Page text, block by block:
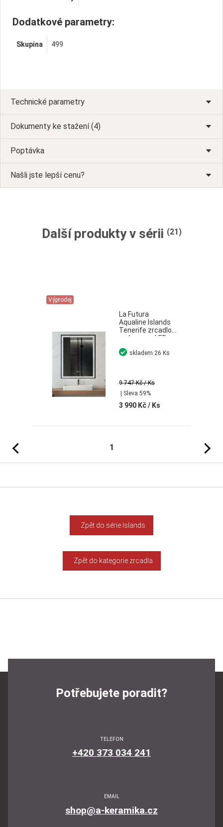
Dodatkové parametry:
Skupina 499
Technické parametry
Dokumenty ke stažení (4)
Poptávka
Našli jste lepší cenu?
Další produkty v sérii (21)
Výprodej
La Futura
Aqualine Islands
Tenerife zrcadlo
s rámem s LED
osvětlením černá
60x80 cm
9 747 Kč/ Ks
| Sleva 59%
3 990 Kč/ Ks
skladem 26 Ks
Předchozí 1
Zpět do série Islands
Zpět do kategorie zrcadla
Potřebujete poradit?
TELEFON
+420 373 034 241
EMAIL
shop@a-keramika.cz